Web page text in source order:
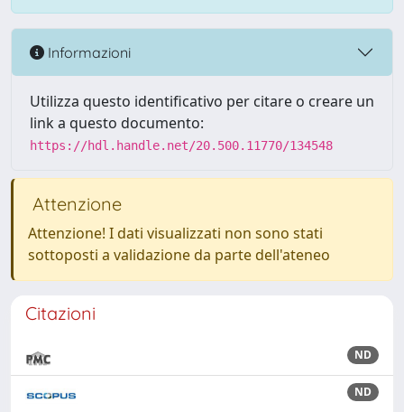
Informazioni
Utilizza questo identificativo per citare o creare un
link a questo documento:
https://hdl.handle.net/20.500.11770/134548
Attenzione
Attenzione! I dati visualizzati non sono stati
sottoposti a validazione da parte dell'ateneo
Citazioni
ND
ND